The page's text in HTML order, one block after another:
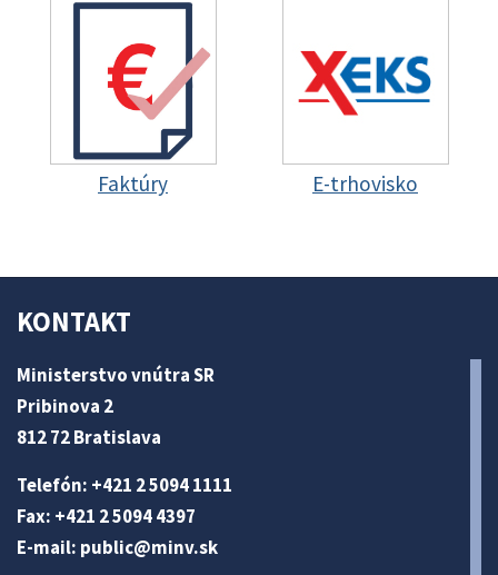
Faktúry E-trhovisko
KONTAKT
Ministerstvo vnútra SR
Pribinova 2
812 72 Bratislava
Telefón: +421 2 5094 1111
Fax: +421 2 5094 4397
E-mail: public@minv.sk